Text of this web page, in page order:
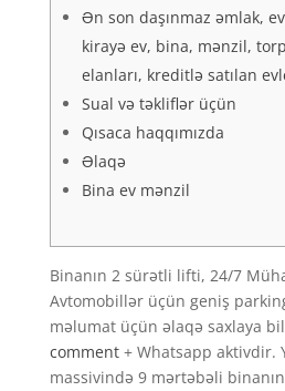
Ən son daşınmaz əmlak, ev
kirayə ev, bina, mənzil,
elanları, kreditlə satılan
Sual və təkliflər üçün
Qısaca haqqımızda
Əlaqə
Bina ev mənzil
Binanın 2 sürətli lifti, 24/7
Avtomobillər üçün geniş
məlumat üçün əlaqə saxlaya
comment+ Whatsapp aktivdir.
massivində 9 mərtəbəli